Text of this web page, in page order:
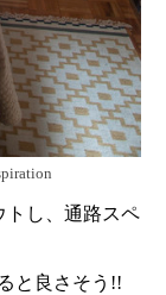
トし、通路スペ
と良さそう!!